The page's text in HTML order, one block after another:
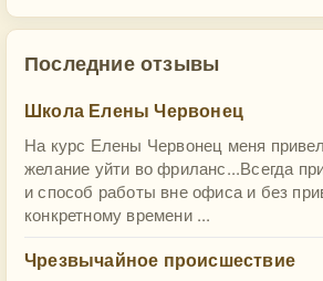
Последние отзывы
Школа Елены Червонец
На курс Елены Червонец меня
желание уйти во фриланс...Всегда
и способ работы вне офиса и без
конкретному времени ...
Чрезвычайное происшествие